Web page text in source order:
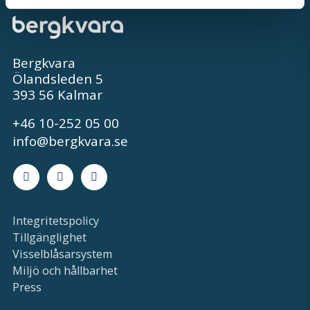
Bergkvara
Ölandsleden 5
393 56 Kalmar
+46 10-252 05 00
info@bergkvara.se
FacebookInstagram
Integritetspolicy
Tillgänglighet
Visselblåsarsystem
Miljö och hållbarhet
Press